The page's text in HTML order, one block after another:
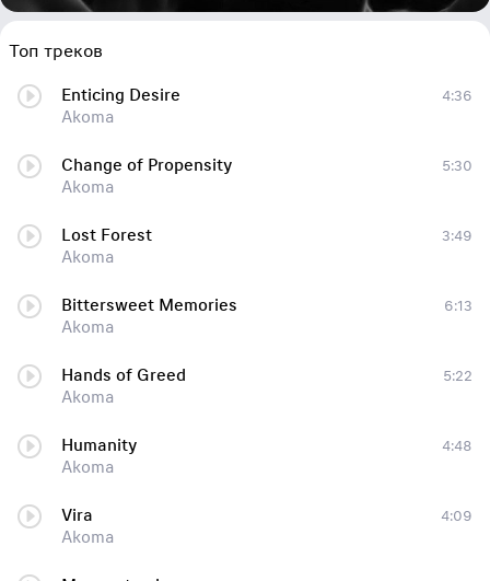
Топ треков
Enticing Desire
Akoma
4:36
Change of Propensity
Akoma
5:30
Lost Forest
Akoma
3:49
Bittersweet Memories
Akoma
6:13
Hands of Greed
Akoma
5:22
Humanity
Akoma
4:48
Vira
Akoma
4:09